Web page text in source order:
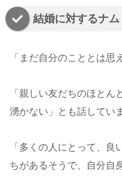
結婚に対するナ
「まだ自分のこととは思
「親しい友だちのほと
湧かない」とも話してい
「多くの人にとって、
ちがあるそうで、自分自